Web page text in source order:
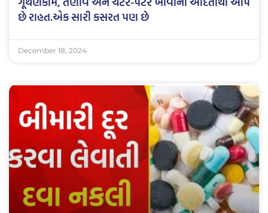
છે રાહત.એક સારી કસરત પણ છે
December 18, 2024